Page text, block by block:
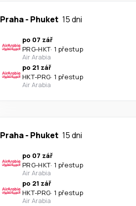
Praha- Phuket 15 dni
po 07 zář
PRG-HKT· 1 přestup
Air Arabia
po 21 zář
HKT-PRG· 1 přestup
Air Arabia
Praha- Phuket 15 dni
po 07 zář
PRG-HKT· 1 přestup
Air Arabia
po 21 zář
HKT-PRG· 1 přestup
Air Arabia